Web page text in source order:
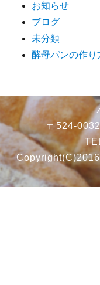
お知らせ
ブログ
未分類
酵母パンの作り
〒524-